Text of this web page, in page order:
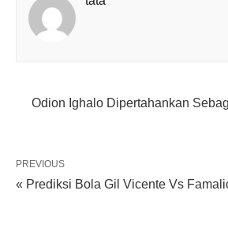
Odion Ighalo Dipertahankan
PREVIOUS
« Prediksi Bola Gil Vicente Vs